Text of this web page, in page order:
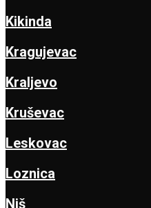
Kikinda
Kragujevac
Kraljevo
Kruševac
Leskovac
Loznica
Niš